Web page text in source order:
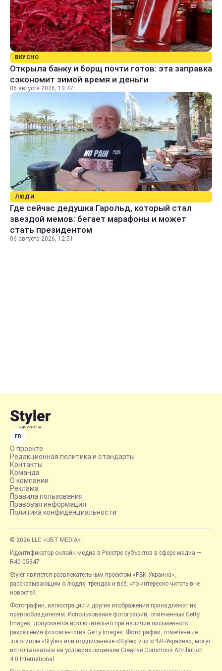
ВКУСНО
Открыла банку и борщ почти готов: эта заправка
сэкономит зимой время и деньги
06 августа 2026, 13:47
ЛЮДИ
Где сейчас дедушка Гарольд, который стал
звездой мемов: бегает марафоны и может
стать президентом
06 августа 2026, 12:51
FB
О проекте
Редакционная политика и стандарты
Контакты
Команда
О компании
Реклама
Правила пользования
Правовая информация
Политика конфиденциальности
© 2026 LLC «UBT MEDIA»
Идентификатор онлайн-медиа в Реестре субъектов в сфере медиа —
R40-05347
Styler является развлекательным проектом «РБК-Украина»,
рассказывающим о людях, трендах и всё, что интересно читать вне
новостей.
Фотографии, иллюстрации и другие изображения принадлежат их
правообладателям. Использование фотографий, отмеченных Getty
Images, допускается исключительно при наличии письменного
разрешения фотоагентства Getty Images. Фотографии, отмеченные
логотипом «Styler» или подписанные «Styler» или «РБК-Украина», могут
использоваться на условиях лицензии Creative Commons Attribution
4.0 International.